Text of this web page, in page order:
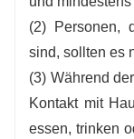
(2) Personen,
sind, sollten es
(3) Während
Kontakt mit
essen, trinken